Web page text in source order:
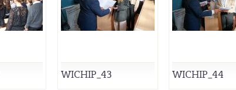
WICHIP_43 WICHIP_44